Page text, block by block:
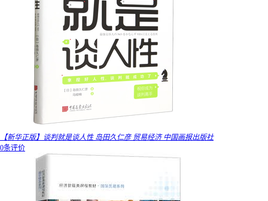
【新华正版】谈判就是谈人性 岛田久仁彦 贸易经济 中国画报出版社
0条评价